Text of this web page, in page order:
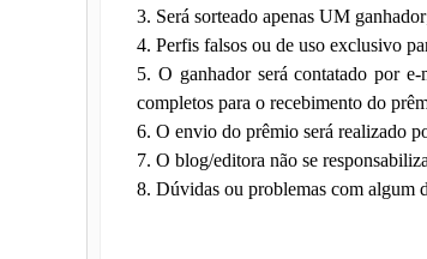
3. Será sorteado apenas UM
4. Perfis falsos ou de uso exclusivo
5. O ganhador será contatado por
completos para o recebimento do
6. O envio do prêmio será realizado
7. O blog/editora não se
8. Dúvidas ou problemas com algum